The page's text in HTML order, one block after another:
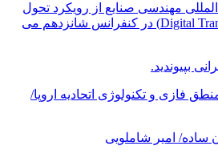
مهندسی صنایع از رویکرد تحول
دیجیتال (Digital Transformation) در کنفرانس شانزدهم می
بپیوندید.
فازی و تکنولوژی اتحادیه اروپا/
ساده/ امیر شاملویی